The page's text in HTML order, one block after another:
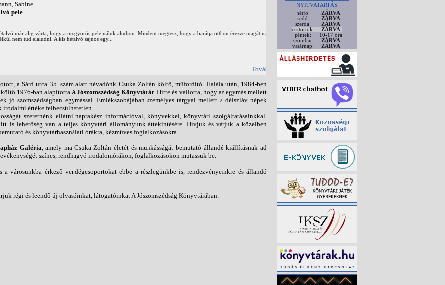
hogy a mogyorós pele náluk aludjon. Mindent megtesz, hogy a barátja otthon érezze magát náluk, ám ő esti
A kis hétalvó sajnos egy...
További újdonságok
Hoyt, Elizabeth
Nem mindennapi hercegné
A rideg és kimért Julian Greycourt, a
Most elszánta magát, hogy bosszút áll rokonán
a Sárd utca 35. szám alatt névadónk Csuka Zoltán költő, műfordító. Halála után, 1984-ben
költő 1976-ban alapította A Jószomszédság Könyvtárát. Hitte és vallotta, hogy az egymás mellett
jó szomszédságban egymással. Emlékszobájában személyes tárgyai mellett a délszláv népek
irodalmi értéke felbecsülhetetlen.
szeretnénk ellátni naprakész információval, könyvekkel, könyvtári szolgáltatásainkkal.
itt is lehetőség van a teljes könyvtári állományunk áttekintésére. Hívjuk és várjuk a közelben
és könyvtárhasználati órákra, kézműves foglalkozásokra.
Galéria, amely ma Csuka Zoltán életét és munkásságát bemutató állandó kiállításnak ad
színes, rendhagyó irodalomórákon, foglalkozásokon mutassuk be.
városunkba érkező vendégcsoportokat ebbe a részlegünkbe is, rendezvényeinkre és állandó
régi és leendő új olvasóinkat, látogatóinkat A Jószomszédság Könyvtárában.
NYITVATARTÁS
hétfő:
ZÁRVA
kedd:
ZÁRVA
szerda:
ZÁRVA
csütörtök:
ZÁRVA
péntek:
10-17 óra
szombat:
ZÁRVA
vasárnap:
ZÁRVA